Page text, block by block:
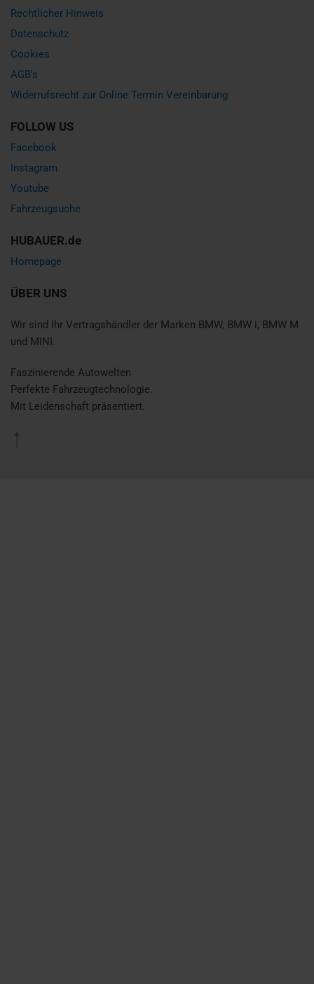
Rechtlicher Hinweis
Datenschutz
Cookies
AGB's
Widerrufsrecht zur Online Termin Vereinbarung
FOLLOW US
Facebook
Instagram
Youtube
Fahrzeugsuche
HUBAUER.de
Homepage
ÜBER UNS
Wir sind Ihr Vertragshändler der Marken BMW, BMW i, BMW M
und MINI.
Faszinierende Autowelten
Perfekte Fahrzeugtechnologie.
Mit Leidenschaft präsentiert.